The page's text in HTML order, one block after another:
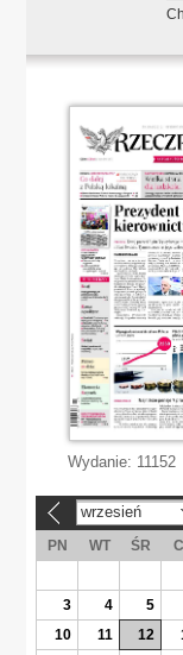
Wydanie: 11152
wrzesień
PN WT ŚR
3
4 5
10
11 12